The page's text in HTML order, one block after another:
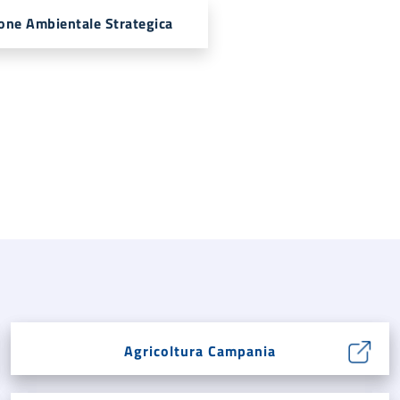
Ambientale Strategica
Agricoltura Campania